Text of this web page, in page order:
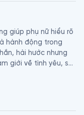
giúp phụ nữ hiểu rõ
hành động trong
hài hước nhưng
giới về tình yêu, sự
từ đó giúp phụ nữ